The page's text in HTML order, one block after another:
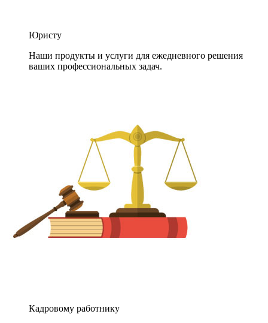
Юристу
Наши продукты и услуги для ежедневного решения
ваших профессиональных задач.
Кадровому работнику